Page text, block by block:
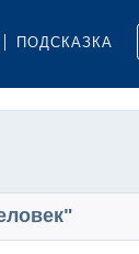
ПОДСКАЗКА